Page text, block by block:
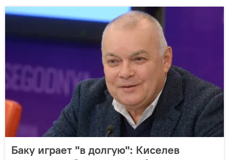
Баку играет "в долгую": Киселев